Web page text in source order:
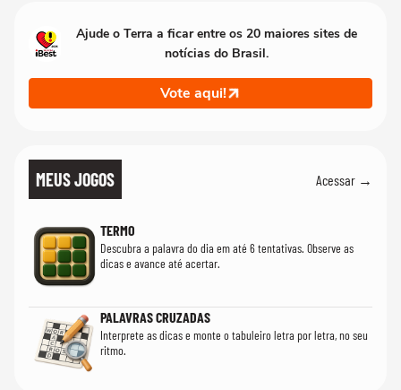
Ajude o Terra a ficar entre os 20 maiores sites de
notícias do Brasil.
Vote aqui!
MEUS JOGOS Acessar →
TERMO
Descubra a palavra do dia em até 6 tentativas. Observe as
dicas e avance até acertar.
PALAVRAS CRUZADAS
Interprete as dicas e monte o tabuleiro letra por letra, no seu
ritmo.